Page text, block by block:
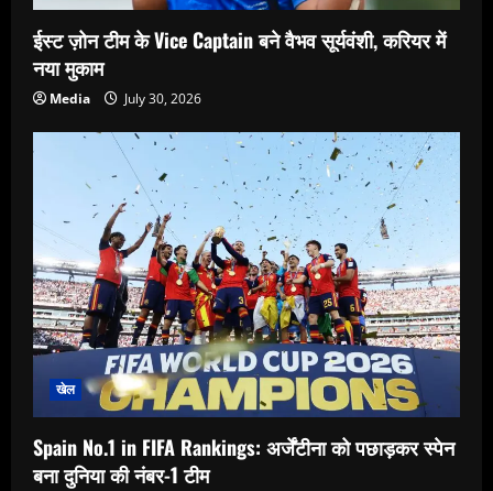
ईस्ट ज़ोन टीम के Vice Captain बने वैभव सूर्यवंशी, करियर में
नया मुकाम
Media July 30, 2026
खेल
Spain No.1 in FIFA Rankings: अर्जेंटीना को पछाड़कर स्पेन
बना दुनिया की नंबर-1 टीम